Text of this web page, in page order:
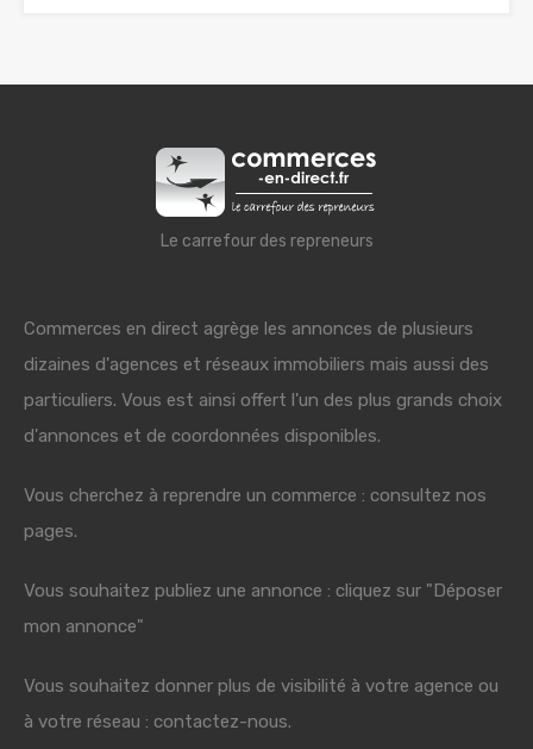
Le carrefour des repreneurs
Commerces en direct agrège les annonces de plusieurs
dizaines d'agences et réseaux immobiliers mais aussi des
particuliers. Vous est ainsi offert l'un des plus grands choix
d'annonces et de coordonnées disponibles.
Vous cherchez à reprendre un commerce : consultez nos
pages.
Vous souhaitez publiez une annonce : cliquez sur "Déposer
mon annonce"
Vous souhaitez donner plus de visibilité à votre agence ou
à votre réseau : contactez-nous.